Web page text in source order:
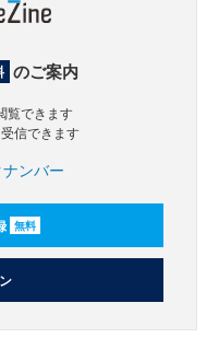
のご案内
覧できます
信できます
ンバー
無料